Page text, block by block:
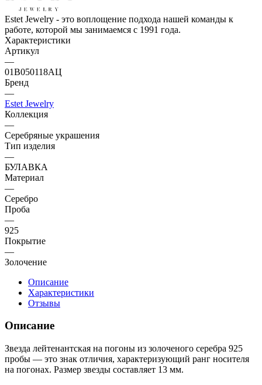
Estet Jewelry - это воплощение подхода нашей команды к
работе, которой мы занимаемся с 1991 года.
Характеристики
Артикул
—
01В050118АЦ
Бренд
—
Estet Jewelry
Коллекция
—
Серебряные украшения
Тип изделия
—
БУЛАВКА
Материал
—
Серебро
Проба
—
925
Покрытие
—
Золочение
Описание
Характеристики
Отзывы
Описание
Звезда лейтенантская на погоны из золоченого серебра 925
пробы — это знак отличия, характеризующий ранг носителя
на погонах. Размер звезды составляет 13 мм.